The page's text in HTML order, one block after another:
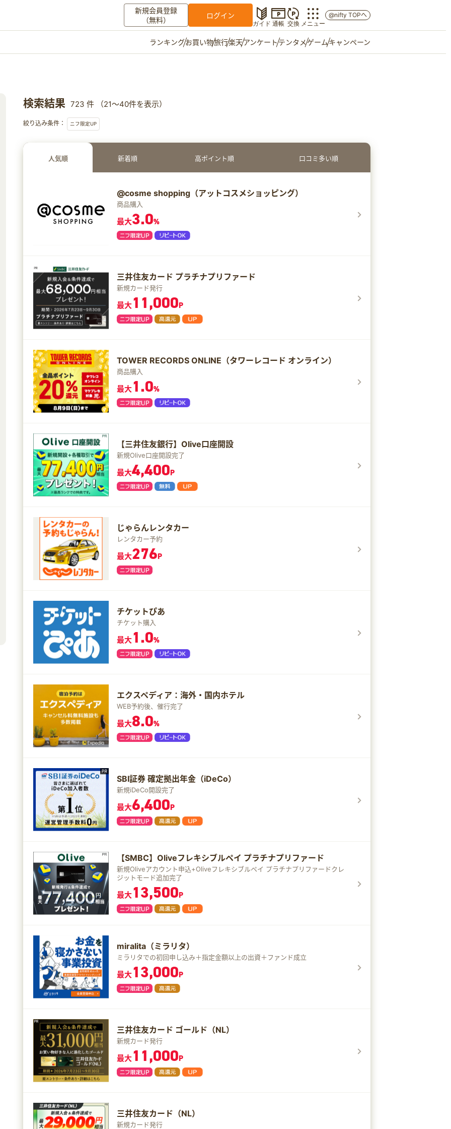
新規会員登録
（無料）
ログイン
ガイド 通帳 交換 メニュー
その他
お知らせ
初心者ガイド
よくある質問
ご意見箱
@nifty TOPへ
ランキングお買い物旅行楽天アンケートテンタメゲームキャンペーン
検索結果 723 件 （21～40件を表示）
絞り込み条件： ニフ限定UP
人気順 新着順 高ポイント順 口コミ多い順
@cosme shopping（アットコスメショッピング）
商品購入
最大3.0%
三井住友カード プラチナプリファード
新規カード発行
最大11,000P
TOWER RECORDS ONLINE（タワーレコード オンライン）
商品購入
最大1.0%
【三井住友銀行】Olive口座開設
新規Olive口座開設完了
最大4,400P
じゃらんレンタカー
レンタカー予約
最大276P
チケットぴあ
チケット購入
最大1.0%
エクスペディア：海外・国内ホテル
WEB予約後、催行完了
最大8.0%
SBI証券 確定拠出年金（iDeCo）
新規iDeCo開設完了
最大6,400P
【SMBC】Oliveフレキシブルペイ プラチナプリファード
新規Oliveアカウント申込+Oliveフレキシブルペイ プラチナプリファードクレ
ジットモード追加完了
最大13,500P
miralita（ミラリタ）
ミラリタでの初回申し込み＋指定金額以上の出資＋ファンド成立
最大13,000P
三井住友カード ゴールド（NL）
新規カード発行
最大11,000P
三井住友カード（NL）
新規カード発行